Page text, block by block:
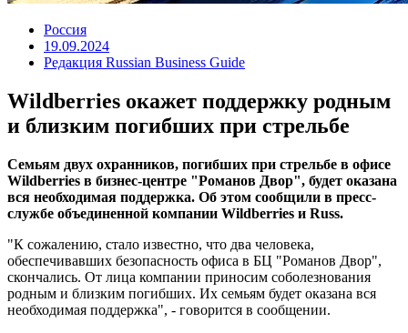
Россия
19.09.2024
Редакция Russian Business Guide
Wildberries окажет поддержку родным
и близким погибших при стрельбе
Семьям двух охранников, погибших при стрельбе в офисе
Wildberries в бизнес-центре "Романов Двор", будет оказана
вся необходимая поддержка. Об этом сообщили в пресс-
службе объединенной компании Wildberries и Russ.
"К сожалению, стало известно, что два человека,
обеспечивавших безопасность офиса в БЦ "Романов Двор",
скончались. От лица компании приносим соболезнования
родным и близким погибших. Их семьям будет оказана вся
необходимая поддержка", - говорится в сообщении.